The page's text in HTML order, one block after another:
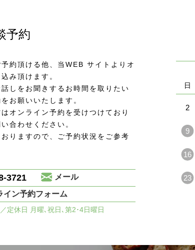
予約
約頂ける他、当WEB サイトよりオ
み頂けます。
しをお聞きするお時間を取りたい
お願いいたします。
オンライン予約を受けつけており
合わせください。
りますので、ご予約状況をご参考
3721
メール
イン予約フォーム
定休日 月曜､祝日､第2･4日曜日
日
2
9
16
23